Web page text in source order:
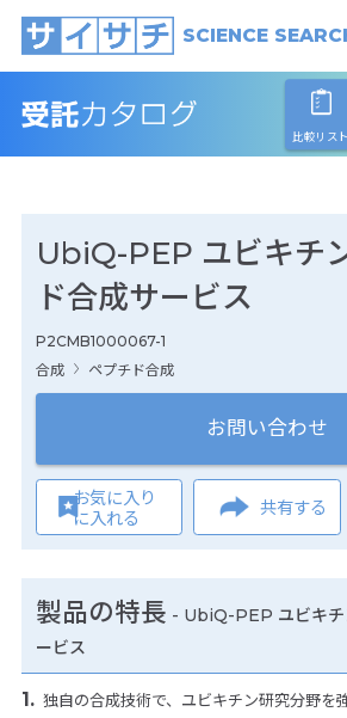
SCIENCE
比較リスト
UbiQ-PEP ユビキチ
ド合成サービス
P2CMB1000067-1
合成
ペプチド合成
お問い合わせ
お気に入り
に入れる
共有する
製品の特長 - UbiQ-PEP ユビキチ
ービス
独自の合成技術で、ユビキチン研究分野を